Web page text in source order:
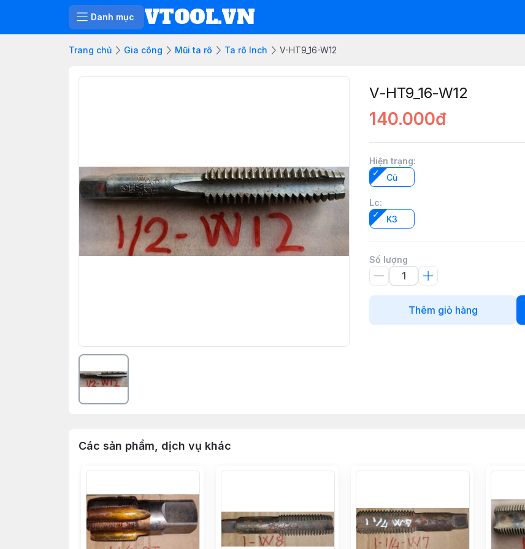
Danh mục VTOOL.VN
Trang chủ Gia công Mũi ta rô Ta rô Inch V-HT9_16-W12
V-HT9_16-W12
140.000đ
Hiện trạng:
Cũ
Lc:
K3
Số lượng
Thêm giỏ hàng
Các sản phẩm, dịch vụ khác